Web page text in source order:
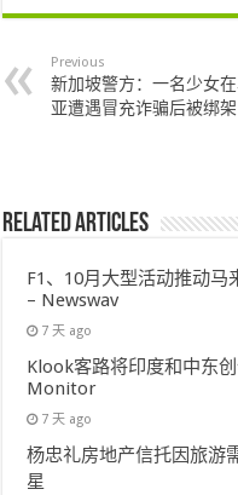
Previous
新加坡警方：一名少女
亚遭遇冒充诈骗后被绑架
Related Articles
F1、10月大型活动推动
– Newswav
7 天 ago
Klook客路将印度和中东
Monitor
7 天 ago
杨忠礼房地产信托因旅游
星